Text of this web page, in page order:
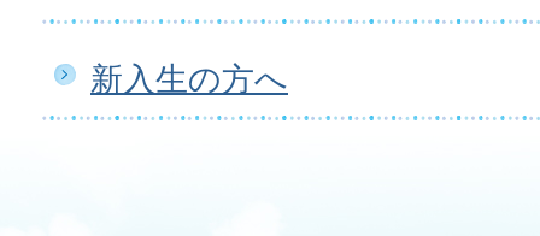
新入生の方へ